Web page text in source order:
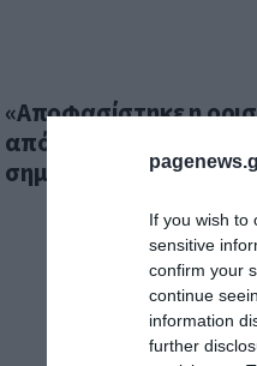
If you wish to
sensitive
confirm your
continue
information
further
«Αποφασίστηκε η
απόλυτη
σημειώνεται στην